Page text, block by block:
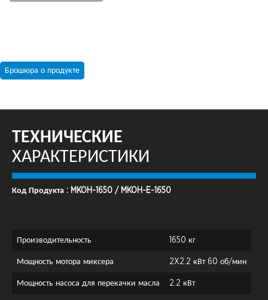
Брошюра о продукте
ТЕХНИЧЕСКИЕ
ХАРАКТЕРИСТИКИ
Код Продукта : MKOH-1650 / MKOH-E-1650
Производительность 1650 кг
Мощность мотора миксера 2X2.2 кВт 60 об/мин
Мощность насоса для перекачки масла 2.2 кВт